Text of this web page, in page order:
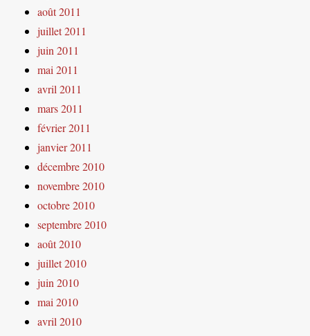
août 2011
juillet 2011
juin 2011
mai 2011
avril 2011
mars 2011
février 2011
janvier 2011
décembre 2010
novembre 2010
octobre 2010
septembre 2010
août 2010
juillet 2010
juin 2010
mai 2010
avril 2010